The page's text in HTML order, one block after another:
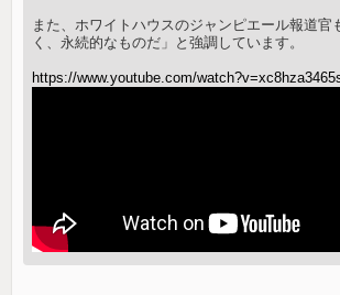
また、ホワイトハウスのジャンピエール報道官
く、永続的なものだ」と強調しています。
https://www.youtube.com/